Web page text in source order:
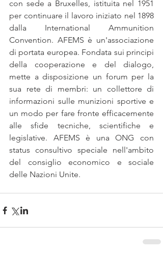
con sede a Bruxelles, istituita nel 1951
per continuare il lavoro iniziato nel 1898
dalla International Ammunition
Convention. AFEMS è un'associazione
di portata europea. Fondata sui principi
della cooperazione e del dialogo,
mette a disposizione un forum per la
sua rete di membri: un collettore di
informazioni sulle munizioni sportive e
un modo per fare fronte efficacemente
alle sfide tecniche, scientifiche e
legislative. AFEMS è una ONG con
status consultivo speciale nell'ambito
del consiglio economico e sociale
delle Nazioni Unite.